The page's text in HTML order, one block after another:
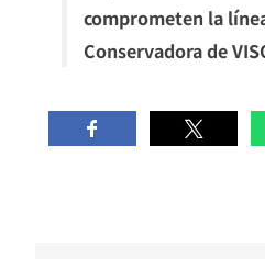
comprometen la
Conservadora de